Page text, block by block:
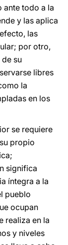
ante todo a la
y las aplica
las
por otro,
su
libres
la
en los
se requiere
propio
significa
íntegra a la
pueblo
ocupan
realiza en la
y niveles